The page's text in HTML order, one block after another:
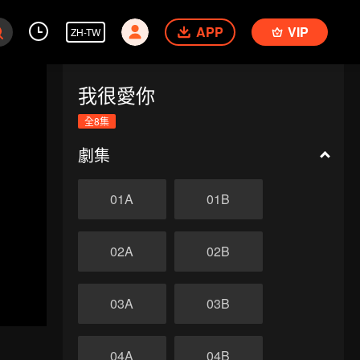
ZH-TW APP VIP
我很愛你
全8集
劇集
01A 01B
02A 02B
03A 03B
04A 04B